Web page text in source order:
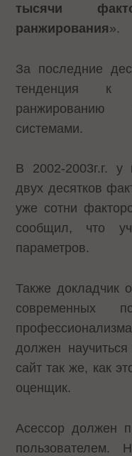
тысячи
ранжирования».
За последние
тенденция к
ранжированию
системами.
В 2002-2003г.г. у
двух десятков
уже сотни
сообщил, что
параметров.
Также докладчик
современных
должен
сайт так же, как
оценщик.
Асессор должен